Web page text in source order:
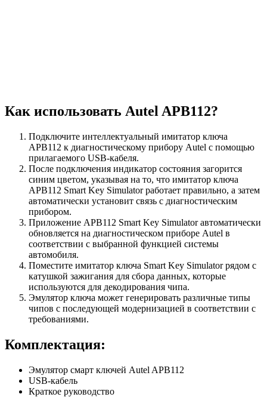
Как использовать Autel APB112?
Подключите интеллектуальный имитатор ключа
APB112 к диагностическому прибору Autel с помощью
прилагаемого USB-кабеля.
После подключения индикатор состояния загорится
синим цветом, указывая на то, что имитатор ключа
APB112 Smart Key Simulator работает правильно, а затем
автоматически установит связь с диагностическим
прибором.
Приложение APB112 Smart Key Simulator автоматически
обновляется на диагностическом приборе Autel в
соответствии с выбранной функцией системы
автомобиля.
Поместите имитатор ключа Smart Key Simulator рядом с
катушкой зажигания для сбора данных, которые
используются для декодирования чипа.
Эмулятор ключа может генерировать различные типы
чипов с последующей модернизацией в соответствии с
требованиями.
Комплектация:
Эмулятор смарт ключей Autel APB112
USB-кабель
Краткое руководство